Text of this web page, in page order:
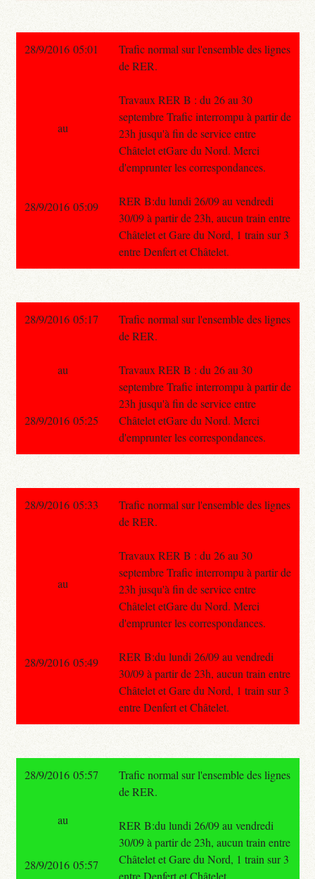
28/9/2016 05:01
Trafic normal sur l'ensemble des lignes
de RER.
Travaux RER B : du 26 au 30
septembre Trafic interrompu à partir de
23h jusqu'à fin de service entre
Châtelet etGare du Nord. Merci
d'emprunter les correspondances.
RER B:du lundi 26/09 au vendredi
30/09 à partir de 23h, aucun train entre
Châtelet et Gare du Nord, 1 train sur 3
entre Denfert et Châtelet.
au
28/9/2016 05:09
28/9/2016 05:17
Trafic normal sur l'ensemble des lignes
de RER.
Travaux RER B : du 26 au 30
septembre Trafic interrompu à partir de
23h jusqu'à fin de service entre
Châtelet etGare du Nord. Merci
d'emprunter les correspondances.
au
28/9/2016 05:25
28/9/2016 05:33
Trafic normal sur l'ensemble des lignes
de RER.
Travaux RER B : du 26 au 30
septembre Trafic interrompu à partir de
23h jusqu'à fin de service entre
Châtelet etGare du Nord. Merci
d'emprunter les correspondances.
RER B:du lundi 26/09 au vendredi
30/09 à partir de 23h, aucun train entre
Châtelet et Gare du Nord, 1 train sur 3
entre Denfert et Châtelet.
au
28/9/2016 05:49
28/9/2016 05:57
Trafic normal sur l'ensemble des lignes
de RER.
RER B:du lundi 26/09 au vendredi
30/09 à partir de 23h, aucun train entre
Châtelet et Gare du Nord, 1 train sur 3
entre Denfert et Châtelet.
au
28/9/2016 05:57